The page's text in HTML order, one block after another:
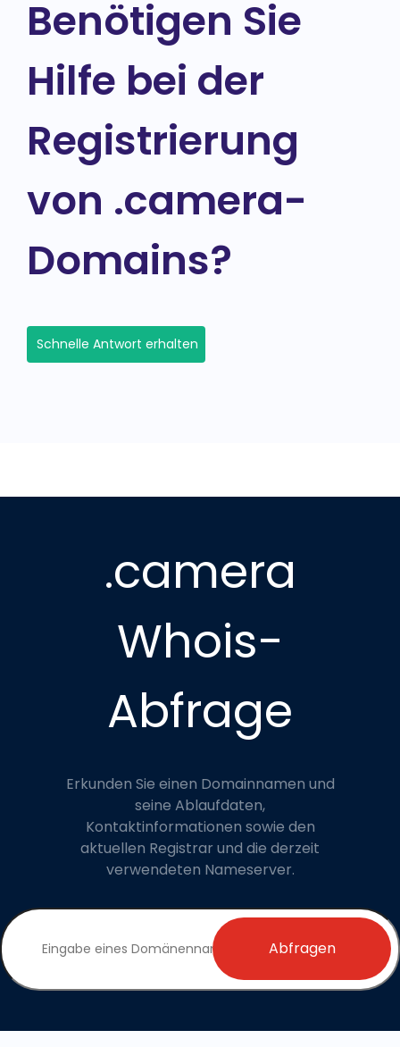
Benötigen Sie
Hilfe bei der
Registrierung
von .camera-
Domains?
Schnelle Antwort erhalten
.camera
Whois-
Abfrage
Erkunden Sie einen Domainnamen und
seine Ablaufdaten,
Kontaktinformationen sowie den
aktuellen Registrar und die derzeit
verwendeten Nameserver.
Abfragen